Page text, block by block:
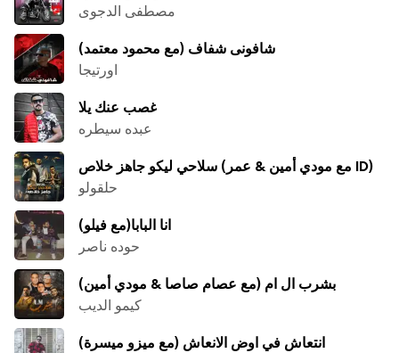
مصطفى الدجوى
شافونى شفاف (مع محمود معتمد)
اورتيجا
غصب عنك يلا
عبده سيطره
سلاحي ليكو جاهز خلاص (مع مودي أمين & عمر ID)
حلقولو
انا البابا(مع فيلو)
حوده ناصر
بشرب ال ام (مع عصام صاصا & مودي أمين)
كيمو الديب
انتعاش في اوض الانعاش (مع ميزو ميسرة)